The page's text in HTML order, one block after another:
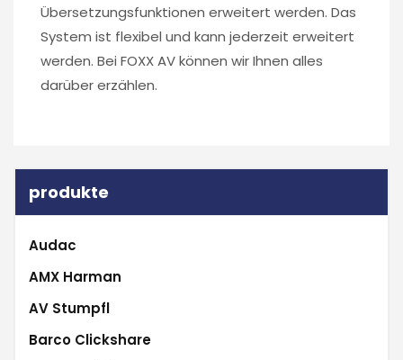
Übersetzungsfunktionen erweitert werden. Das
System ist flexibel und kann jederzeit erweitert
werden. Bei FOXX AV können wir Ihnen alles
darüber erzählen.
produkte
Audac
AMX Harman
AV Stumpfl
Barco Clickshare